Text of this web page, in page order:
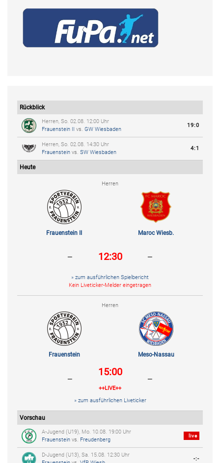
Rückblick
Herren, So. 02.08. 12:00 Uhr
Frauenstein II vs. GW Wiesbaden
19:0
Herren, So. 02.08. 14:30 Uhr
Frauenstein vs. SW Wiesbaden
4:1
Heute
Herren
Frauenstein II Maroc Wiesb.
- 12:30 -
» zum ausführlichen Spielbericht
Kein Liveticker-Melder eingetragen
Herren
Frauenstein Meso-Nassau
- 15:00
++LIVE++ -
» zum ausführlichen Liveticker
Vorschau
A-Jugend (U19), Mo. 10.08. 19:00 Uhr
Frauenstein vs. Freudenberg
live
D-Jugend (U13), Sa. 15.08. 12:30 Uhr
-:-